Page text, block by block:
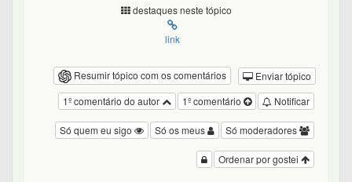
destaques neste tópico
link
Resumir tópico com os comentários
Enviar tópico
Notificar
1º comentário
1º comentário do autor
Só moderadores
Só os meus
Só quem eu sigo
Ordenar por gostei